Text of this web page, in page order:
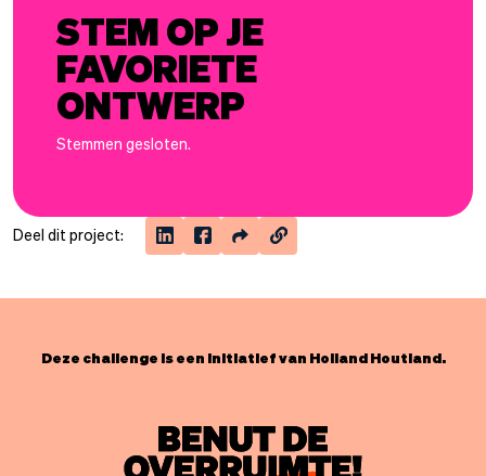
STEM OP JE
FAVORIETE
ONTWERP
Stemmen gesloten.
Deel dit project:
Deze challenge is een initiatief van Holland Houtland.